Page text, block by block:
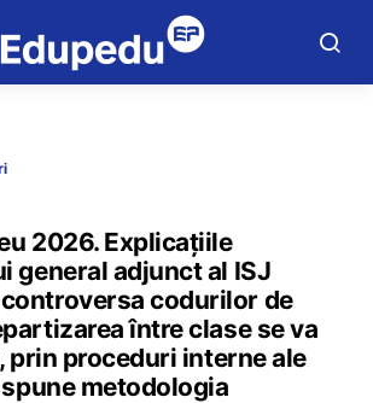
2026. Explicațiile
general adjunct al ISJ
codurilor de
între clase se va
prin proceduri interne ale
metodologia